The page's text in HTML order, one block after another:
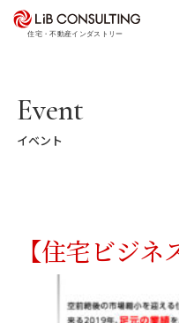
プロジェクト事例
エキスパート
事業本部理念
Event
イベント
【住宅ビジネ